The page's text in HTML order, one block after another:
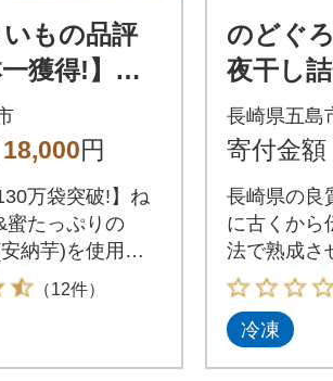
いもの品評
獲得!】ご
芋(冷凍焼
)6袋セッ
18,000円
万袋突破!】ね
蜜たっぷりの
安納芋)を使用し
焼き芋
（12件）
のどぐ
夜干し
長崎県五島
寄付金額
長崎県の良
に古くから
法で熟成さ
しです。
冷凍